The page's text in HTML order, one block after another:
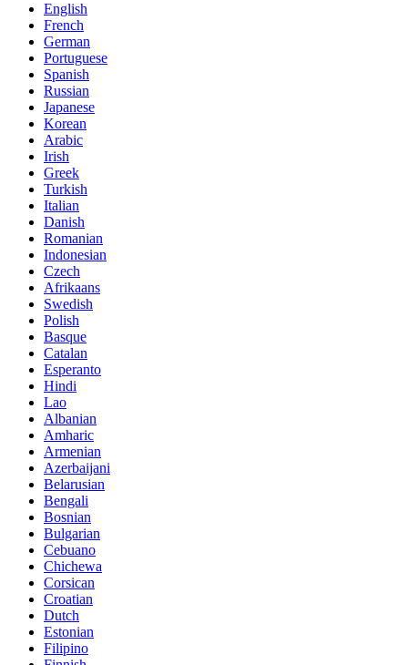
English
French
German
Portuguese
Spanish
Russian
Japanese
Korean
Arabic
Irish
Greek
Turkish
Italian
Danish
Romanian
Indonesian
Czech
Afrikaans
Swedish
Polish
Basque
Catalan
Esperanto
Hindi
Lao
Albanian
Amharic
Armenian
Azerbaijani
Belarusian
Bengali
Bosnian
Bulgarian
Cebuano
Chichewa
Corsican
Croatian
Dutch
Estonian
Filipino